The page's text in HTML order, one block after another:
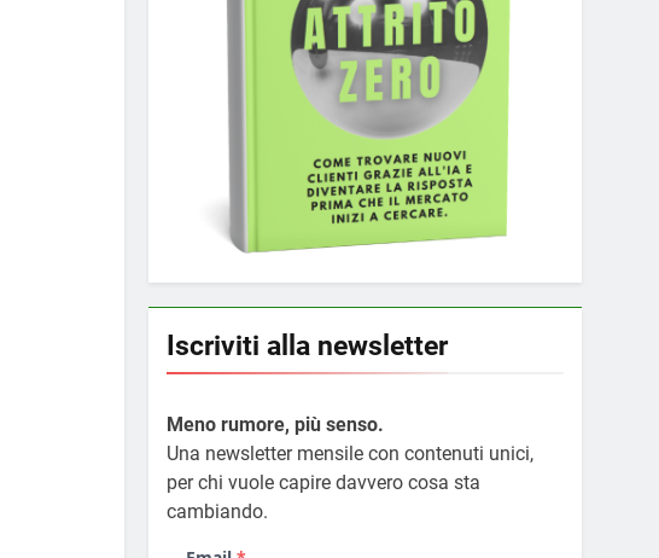
Iscriviti alla newsletter
Meno rumore, più senso.
Una newsletter mensile con contenuti unici,
per chi vuole capire davvero cosa sta
cambiando.